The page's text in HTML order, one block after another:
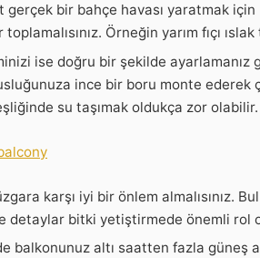
gerçek bir bahçe havası yaratmak
Örneğin yarım fıçı
ise doğru bir şekilde ayarlamanız
ince bir boru monte
su taşımak oldukça zor olabilir.
karşı iyi bir önlem almalısınız.
detaylar bitki yetiştirmede önemli rol
balkonunuz altı saatten fazla güneş